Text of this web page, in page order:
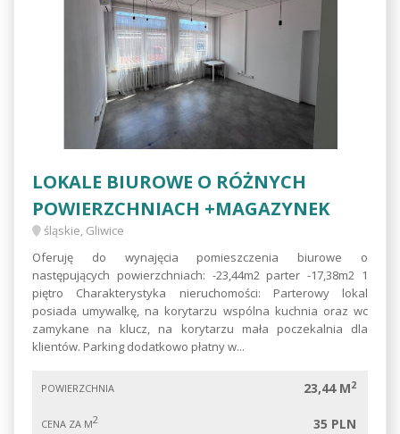
LOKALE BIUROWE O RÓŻNYCH
POWIERZCHNIACH +MAGAZYNEK
śląskie, Gliwice
Oferuję do wynajęcia pomieszczenia biurowe o
następujących powierzchniach: -23,44m2 parter -17,38m2 1
piętro Charakterystyka nieruchomości: Parterowy lokal
posiada umywalkę, na korytarzu wspólna kuchnia oraz wc
zamykane na klucz, na korytarzu mała poczekalnia dla
klientów. Parking dodatkowo płatny w...
POWIERZCHNIA 23,44 M2
CENA ZA M2 35 PLN